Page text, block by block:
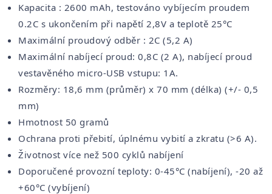
Kapacita : 2600 mAh, testováno vybíjecím proudem
0.2C s ukončením při napětí 2,8V a teplotě 25°C
Maximální proudový odběr : 2C (5,2 A)
Maximální nabíjecí proud: 0,8C (2 A), nabíjecí proud
vestavěného micro-USB vstupu: 1A.
Rozměry: 18,6 mm (průměr) x 70 mm (délka) (+/- 0,5
mm)
Hmotnost 50 gramů
Ochrana proti přebití, úplnému vybití a zkratu (>6 A).
Životnost více než 500 cyklů nabíjení
Doporučené provozní teploty: 0-45°C (nabíjení), -20 až
+60°C (vybíjení)